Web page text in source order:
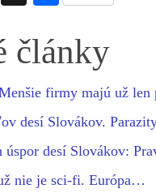
re
články
firmy majú už
desí Slovákov.
úspor desí Slovákov:
nie je sci-fi. Európa…